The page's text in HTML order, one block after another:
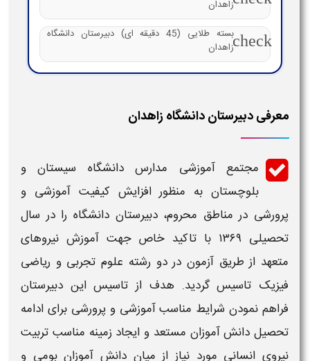
زاهدان
check
بسته طلایی (45 دقیقه ای) دبیرستان دانشگاه
زاهدان
معرفی دبیرستان دانشگاه زاهدان
مجتمع آموزشی مدارسدانشگاه سیستان و
بلوچستان به منظور افزایش کیفیت آموزشی و
پرورشی در مناطق محروم،دبیرستان دانشگاه را در سال
تحصیلی ۱۳۶۹ با تاکید خاص جهت آموزش نیروهای
متعهد از طریقآزمون در دو رشته علوم تجربی و ریاضی
فیزیک تاسیس گردید. هدف از تاسیس این دبیرستان
فراهم نمودن شرایط مناسب آموزشی و پرورشی برای ادامه
تحصیل دانش آموزان مستعد و ایجاد زمینه مناسب تربیت
نیروی انسانی مورد نیاز از میان دانش آموزان بومی و